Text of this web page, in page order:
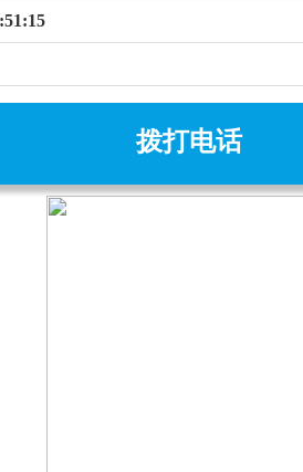
拨打电话